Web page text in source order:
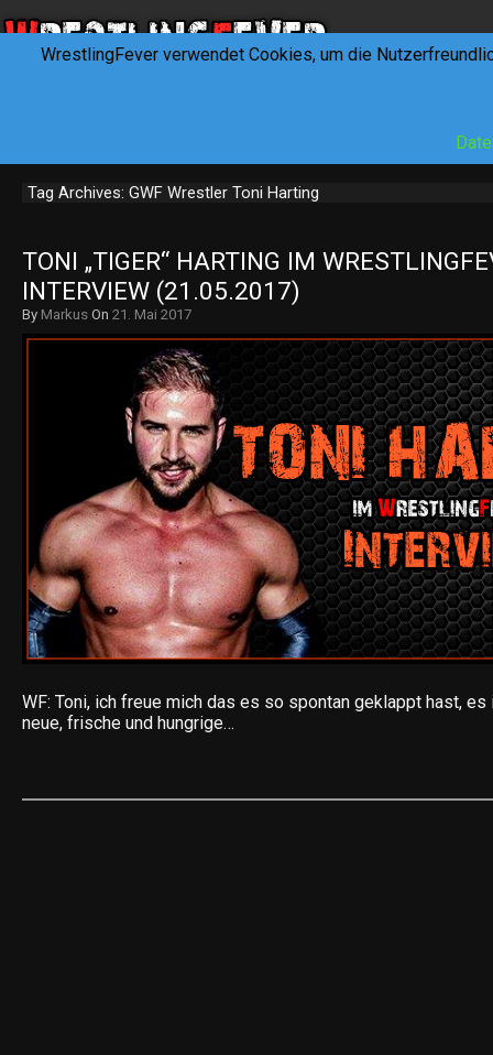
Tag Archives: GWF Wrestler Toni Harting
TONI „TIGER“ HARTING IM
INTERVIEW (21.05.2017)
By Markus On 21. Mai 2017
WF: Toni, ich freue mich das es so spontan geklappt hast,
neue, frische und hungrige…
WrestlingFever verwendet Cookies, um die